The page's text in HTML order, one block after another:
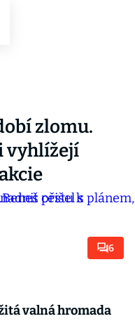
zlomu.
vyhlížejí
6
valná hromada